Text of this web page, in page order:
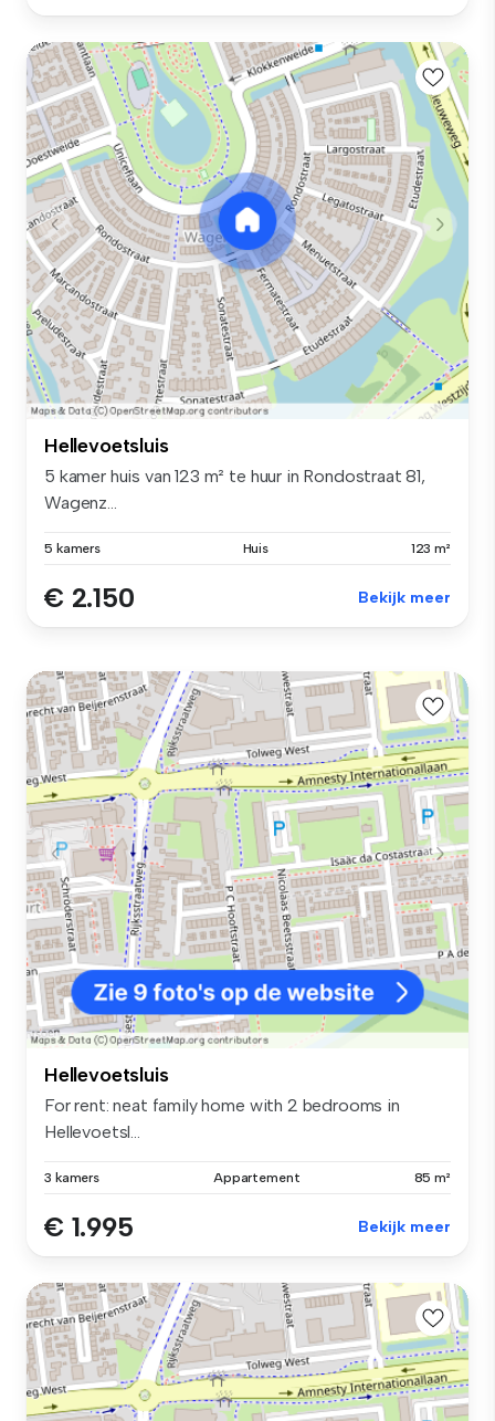
Hellevoetsluis
5 kamer huis van 123 m² te huur in Rondostraat 81,
Wagenz...
5 kamers Huis 123 m²
€ 2.150 Bekijk meer
Hellevoetsluis
For rent: neat family home with 2 bedrooms in
Hellevoetsl...
3 kamers Appartement 85 m²
€ 1.995 Bekijk meer